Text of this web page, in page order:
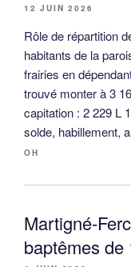
12 JUIN 2026
Rôle de répartition
habitants de la
frairies en
trouvé monter à 3
capitation : 2 229 L
solde, habillement,
OH
Martigné-
baptêmes de